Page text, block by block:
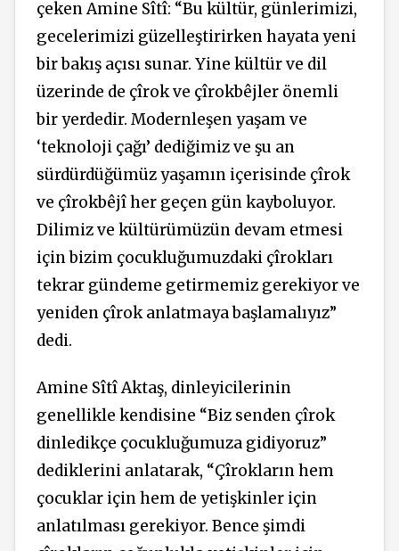
çeken Amine Sîtî: “Bu kültür, günlerimizi,
gecelerimizi güzelleştirirken hayata yeni
bir bakış açısı sunar. Yine kültür ve dil
üzerinde de çîrok ve çîrokbêjler önemli
bir yerdedir. Modernleşen yaşam ve
‘teknoloji çağı’ dediğimiz ve şu an
sürdürdüğümüz yaşamın içerisinde çîrok
ve çîrokbêjî her geçen gün kayboluyor.
Dilimiz ve kültürümüzün devam etmesi
için bizim çocukluğumuzdaki çîrokları
tekrar gündeme getirmemiz gerekiyor ve
yeniden çîrok anlatmaya başlamalıyız”
dedi.
Amine Sîtî Aktaş, dinleyicilerinin
genellikle kendisine “Biz senden çîrok
dinledikçe çocukluğumuza gidiyoruz”
dediklerini anlatarak, “Çîrokların hem
çocuklar için hem de yetişkinler için
anlatılması gerekiyor. Bence şimdi